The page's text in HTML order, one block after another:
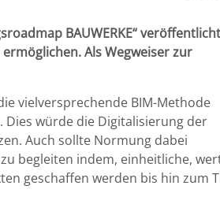
BAUWERKE“
Als Wegweiser zur
vielversprechende BIM-Methode
würde die Digitalisierung der
Auch sollte Normung dabei
begleiten indem, einheitliche,
geschaffen werden bis hin zum